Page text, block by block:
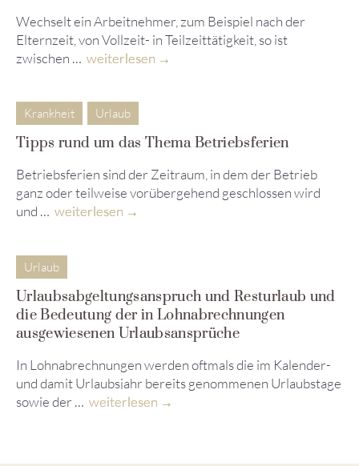
Wechselt ein Arbeitnehmer, zum Beispiel nach der
Elternzeit, von Vollzeit- in Teilzeittätigkeit, so ist
zwischen … weiterlesen
Krankheit Urlaub
Tipps rund um das Thema Betriebsferien
Betriebsferien sind der Zeitraum, in dem der Betrieb
ganz oder teilweise vorübergehend geschlossen wird
und … weiterlesen
Urlaub
Urlaubsabgeltungsanspruch und Resturlaub und
die Bedeutung der in Lohnabrechnungen
ausgewiesenen Urlaubsansprüche
In Lohnabrechnungen werden oftmals die im Kalender-
und damit Urlaubsjahr bereits genommenen Urlaubstage
sowie der … weiterlesen